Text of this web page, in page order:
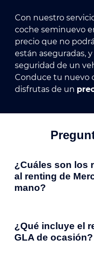
Con nuestro
coche seminuevo
precio que no
están aseguradas,
seguridad de un
Conduce tu nuevo
disfrutas de un
¿Cuáles son los
al renting de
mano?
¿Qué incluye el
GLA de ocasión?